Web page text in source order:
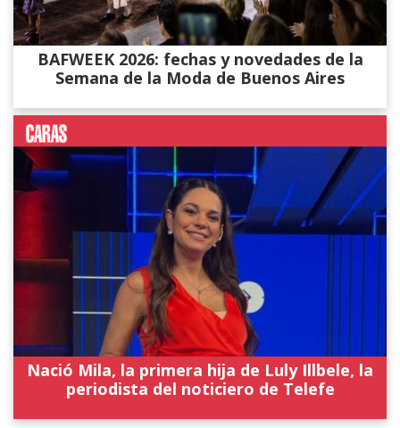
BAFWEEK 2026: fechas y novedades de la
Semana de la Moda de Buenos Aires
Nació Mila, la primera hija de Luly Illbele, la
periodista del noticiero de Telefe